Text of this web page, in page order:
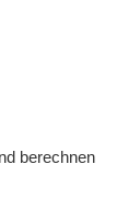
berechnen